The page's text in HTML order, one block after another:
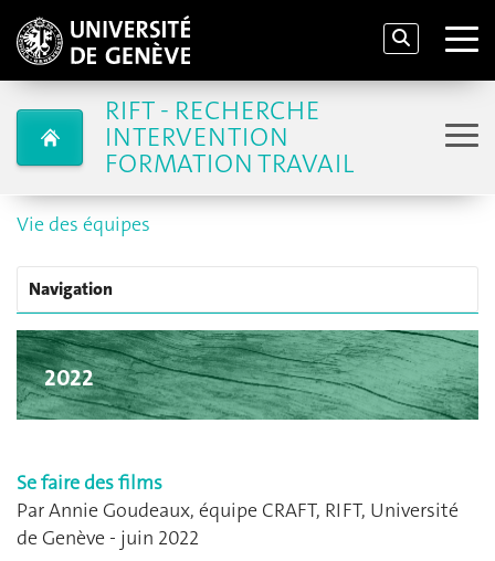
RIFT - RECHERCHE
INTERVENTION
FORMATION TRAVAIL
Vie des équipes
Navigation
2022
Se faire des films
Par Annie Goudeaux, équipe CRAFT, RIFT, Université
de Genève - juin 2022